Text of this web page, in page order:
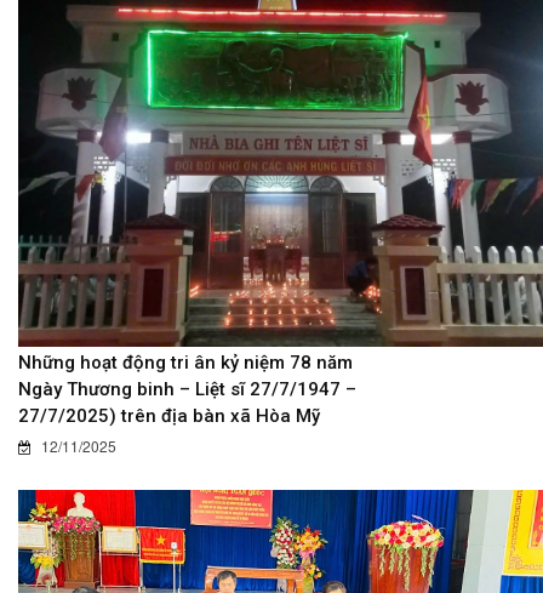
Những hoạt động tri ân kỷ niệm 78 năm
Ngày Thương binh – Liệt sĩ 27/7/1947 –
27/7/2025) trên địa bàn xã Hòa Mỹ
12/11/2025